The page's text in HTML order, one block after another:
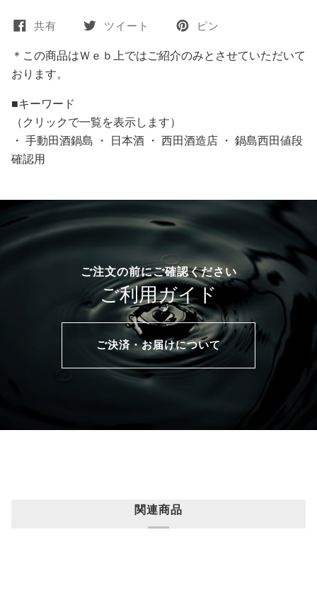
共有 ツイート ピン
＊この商品はＷｅｂ上ではご紹介のみとさせていただいて
おります。
■キーワード
（クリックで一覧を表示します）
・ 手動田酒鍋島 ・ 日本酒 ・ 西田酒造店 ・ 鍋島西田値段
確認用
ご注文の前にご確認ください
ご利用ガイド
ご決済・お届けについて
関連商品